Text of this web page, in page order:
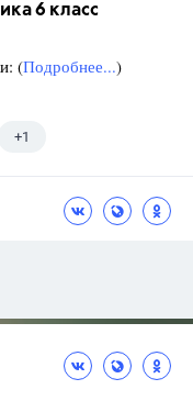
6 класс
(Подробнее...)
+1